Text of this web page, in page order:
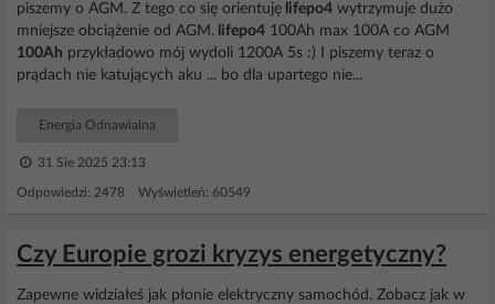
piszemy o AGM. Z tego co się orientuję lifepo4 wytrzymuje dużo
mniejsze obciążenie od AGM. lifepo4 100Ah max 100A co AGM
100Ah przykładowo mój wydoli 1200A 5s :) I piszemy teraz o
prądach nie katujących aku ... bo dla upartego nie...
Energia Odnawialna
31 Sie 2025 23:13
Odpowiedzi: 2478 Wyświetleń: 60549
Czy Europie grozi kryzys energetyczny?
Zapewne widziałeś jak płonie elektryczny samochód. Zobacz jak w